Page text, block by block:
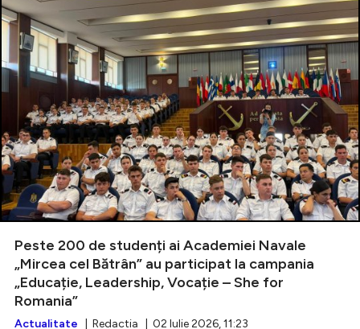
Exclusiv
Intră în cont
Creează cont
Peste 200 de studenți ai Academiei Navale
„Mircea cel Bătrân” au participat la campania
„Educație, Leadership, Vocație – She for
Romania”
Actualitate | Redactia | 02 Iulie 2026, 11:23